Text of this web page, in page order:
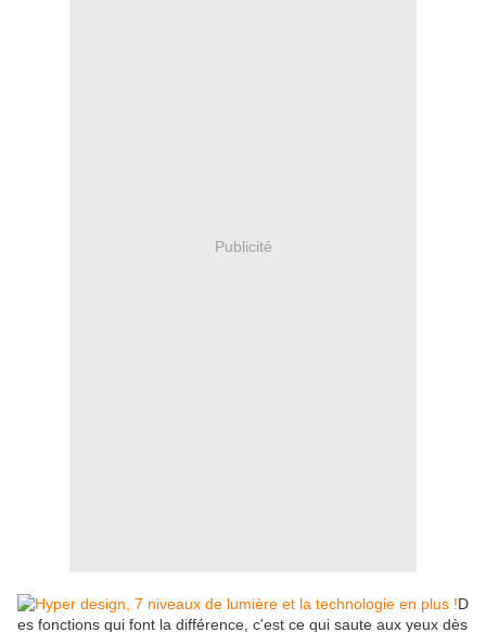
Publicité
D
es fonctions qui font la différence, c'est ce qui saute aux yeux dès